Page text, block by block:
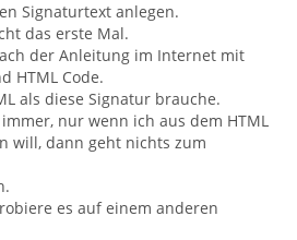
Signaturtext anlegen.
das erste Mal.
der Anleitung im Internet mit
HTML Code.
als diese Signatur brauche.
nur wenn ich aus dem HTML
will, dann geht nichts zum
es auf einem anderen